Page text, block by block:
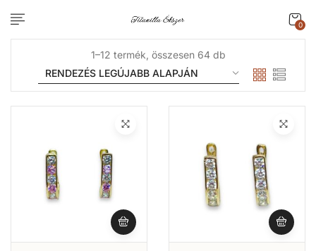
0
1–12 termék, összesen 64 db